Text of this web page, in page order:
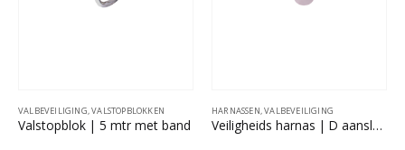
VALBEVEILIGING,VALSTOPBLOKKEN
Valstopblok | 5 mtr met band
HARNASSEN,VALBEVEILIGING
Veiligheids harnas | D aansluiting achterzijde